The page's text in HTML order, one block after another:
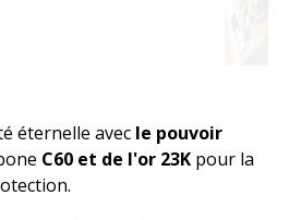
éternelle avec le pouvoir
C60 et de l'or 23K pour la